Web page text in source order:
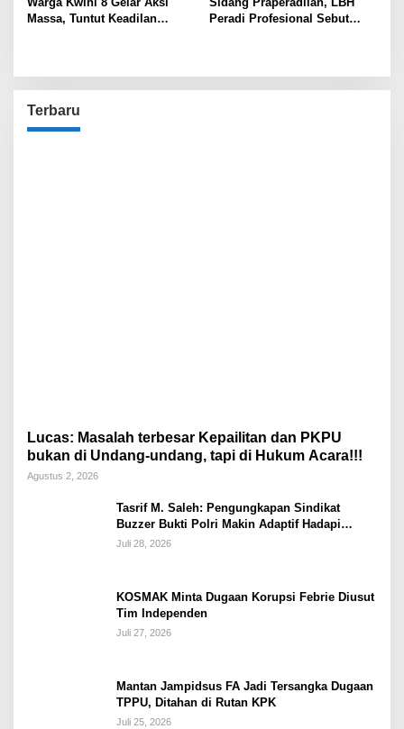
Massa, Tuntut Keadilan
Peradi Profesional Sebut
Terbaru
Lucas: Masalah terbesar Kepailitan dan PKPU
bukan di Undang-undang, tapi di Hukum Acara!!!
Agustus 2, 2026
Tasrif M. Saleh: Pengungkapan Sindikat
Buzzer Bukti Polri Makin Adaptif Hadapi
Kejahatan Digital
Juli 28, 2026
KOSMAK Minta Dugaan Korupsi Febrie Diusut
Tim Independen
Juli 27, 2026
Mantan Jampidsus FA Jadi Tersangka Dugaan
TPPU, Ditahan di Rutan KPK
Juli 25, 2026